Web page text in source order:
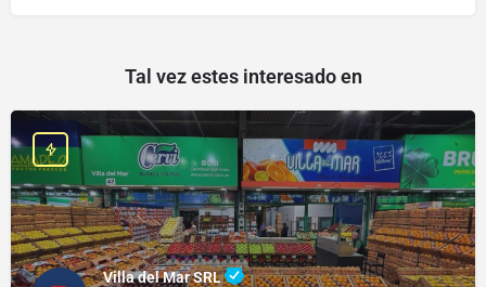
Tal vez estes interesado en
Villa del Mar SRL